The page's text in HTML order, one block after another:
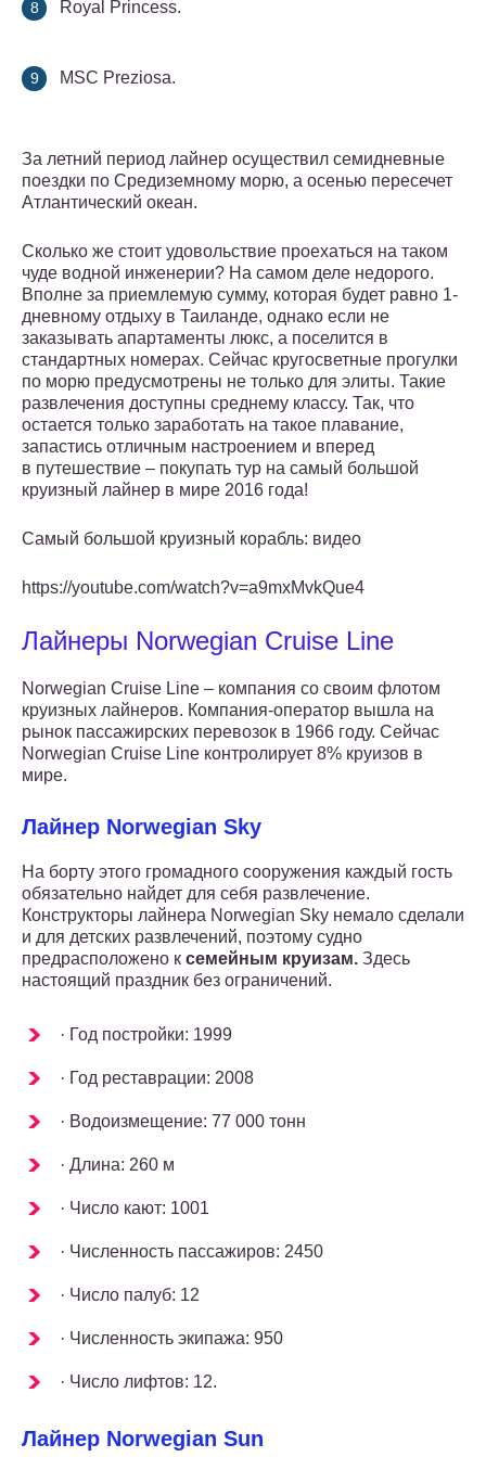
Royal Princess.
MSC Preziosa.
За летний период лайнер осуществил семидневные
поездки по Средиземному морю, а осенью пересечет
Атлантический океан.
Сколько же стоит удовольствие проехаться на таком
чуде водной инженерии? На самом деле недорого.
Вполне за приемлемую сумму, которая будет равно 1-
дневному отдыху в Таиланде, однако если не
заказывать апартаменты люкс, а поселится в
стандартных номерах. Сейчас кругосветные прогулки
по морю предусмотрены не только для элиты. Такие
развлечения доступны среднему классу. Так, что
остается только заработать на такое плавание,
запастись отличным настроением и вперед
в путешествие – покупать тур на самый большой
круизный лайнер в мире 2016 года!
Самый большой круизный корабль: видео
https://youtube.com/watch?v=a9mxMvkQue4
Лайнеры Norwegian Cruise Line
Norwegian Cruise Line – компания со своим флотом
круизных лайнеров. Компания-оператор вышла на
рынок пассажирских перевозок в 1966 году. Сейчас
Norwegian Cruise Line контролирует 8% круизов в
мире.
Лайнер Norwegian Sky
На борту этого громадного сооружения каждый гость
обязательно найдет для себя развлечение.
Конструкторы лайнера Norwegian Sky немало сделали
и для детских развлечений, поэтому судно
предрасположено к семейным круизам. Здесь
настоящий праздник без ограничений.
· Год постройки: 1999
· Год реставрации: 2008
· Водоизмещение: 77 000 тонн
· Длина: 260 м
· Число кают: 1001
· Численность пассажиров: 2450
· Число палуб: 12
· Численность экипажа: 950
· Число лифтов: 12.
Лайнер Norwegian Sun